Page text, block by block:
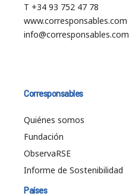
T +34 93 752 47 78
www.corresponsables.com
info@corresponsables.com
Corresponsables
Quiénes somos
Fundación
ObservaRSE
Informe de Sostenibilidad
Países